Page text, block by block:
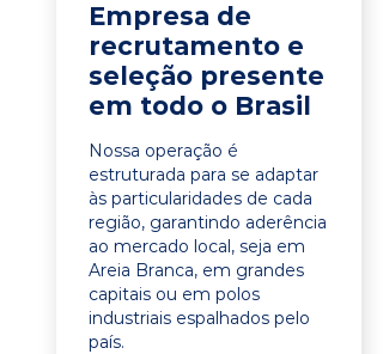
Empresa de
recrutamento e
seleção presente
em todo o Brasil
Nossa operação é
estruturada para se adaptar
às particularidades de cada
região, garantindo aderência
ao mercado local, seja em
Areia Branca, em grandes
capitais ou em polos
industriais espalhados pelo
país.